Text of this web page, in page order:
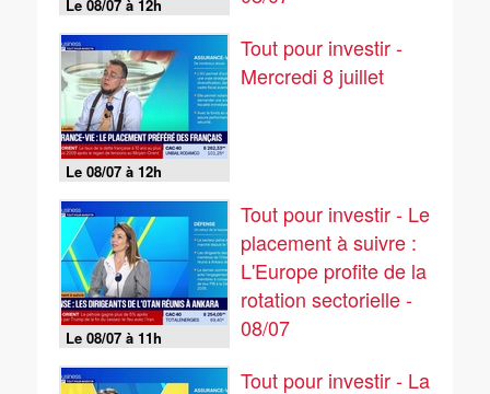
Le 08/07 à 12h
Le 08/07 à 12h
Tout pour investir -
Mercredi 8 juillet
Le 08/07 à 11h
Tout pour investir - Le
placement à suivre :
L'Europe profite de la
rotation sectorielle -
08/07
Tout pour investir - La